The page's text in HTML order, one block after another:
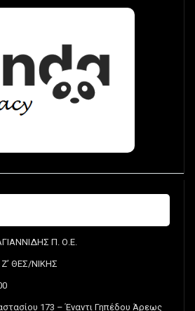
Π. Ο.Ε.
ΘΕΣ/ΝΙΚΗΣ
173 – Έναντι Γηπέδου Άρεως